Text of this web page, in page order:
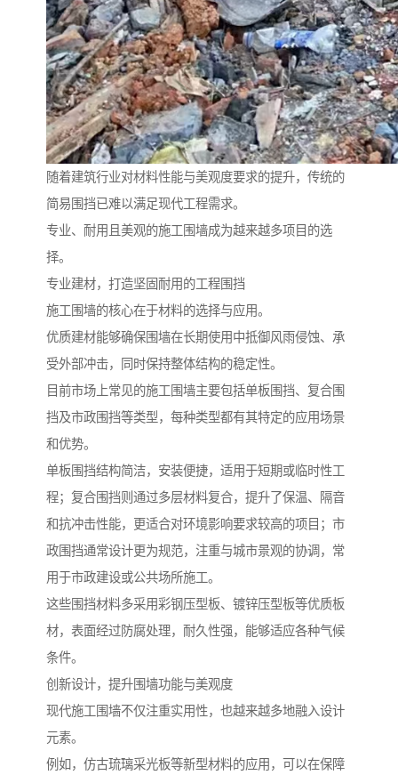
随着建筑行业对材料性能与美观度要求的提升，传统的
简易围挡已难以满足现代工程需求。
专业、耐用且美观的施工围墙成为越来越多项目的选
择。
专业建材，打造坚固耐用的工程围挡
施工围墙的核心在于材料的选择与应用。
优质建材能够确保围墙在长期使用中抵御风雨侵蚀、承
受外部冲击，同时保持整体结构的稳定性。
目前市场上常见的施工围墙主要包括单板围挡、复合围
挡及市政围挡等类型，每种类型都有其特定的应用场景
和优势。
单板围挡结构简洁，安装便捷，适用于短期或临时性工
程；复合围挡则通过多层材料复合，提升了保温、隔音
和抗冲击性能，更适合对环境影响要求较高的项目；市
政围挡通常设计更为规范，注重与城市景观的协调，常
用于市政建设或公共场所施工。
这些围挡材料多采用彩钢压型板、镀锌压型板等优质板
材，表面经过防腐处理，耐久性强，能够适应各种气候
条件。
创新设计，提升围墙功能与美观度
现代施工围墙不仅注重实用性，也越来越多地融入设计
元素。
例如，仿古琉璃采光板等新型材料的应用，可以在保障